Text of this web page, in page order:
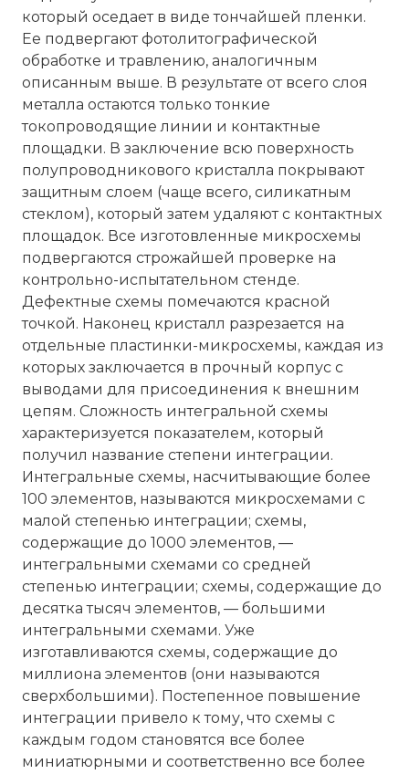
который оседает в виде тончайшей пленки.
Ее подвергают фотолитографической
обработке и травлению, аналогичным
описанным выше. В результате от всего слоя
металла остаются только тонкие
токопроводящие линии и контактные
площадки. В заключение всю поверхность
полупроводникового кристалла покрывают
защитным слоем (чаще всего, силикатным
стеклом), который затем удаляют с контактных
площадок. Все изготовленные микросхемы
подвергаются строжайшей проверке на
контрольно-испытательном стенде.
Дефектные схемы помечаются красной
точкой. Наконец кристалл разрезается на
отдельные пластинки-микросхемы, каждая из
которых заключается в прочный корпус с
выводами для присоединения к внешним
цепям. Сложность интегральной схемы
характеризуется показателем, который
получил название степени интеграции.
Интегральные схемы, насчитывающие более
100 элементов, называются микросхемами с
малой степенью интеграции; схемы,
содержащие до 1000 элементов, —
интегральными схемами со средней
степенью интеграции; схемы, содержащие до
десятка тысяч элементов, — большими
интегральными схемами. Уже
изготавливаются схемы, содержащие до
миллиона элементов (они называются
сверхбольшими). Постепенное повышение
интеграции привело к тому, что схемы с
каждым годом становятся все более
миниатюрными и соответственно все более